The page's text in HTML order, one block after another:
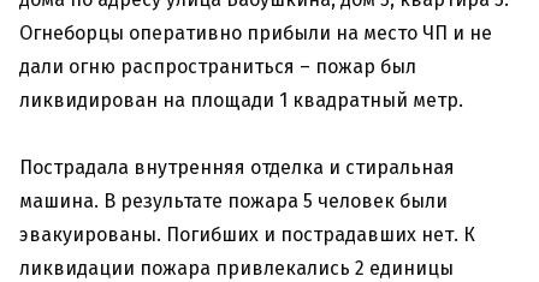
Огнеборцы оперативно прибыли на место ЧП и не
дали огню распространиться – пожар был
ликвидирован на площади 1 квадратный метр.
Пострадала внутренняя отделка и стиральная
машина. В результате пожара 5 человек были
эвакуированы. Погибших и пострадавших нет. К
ликвидации пожара привлекались 2 единицы